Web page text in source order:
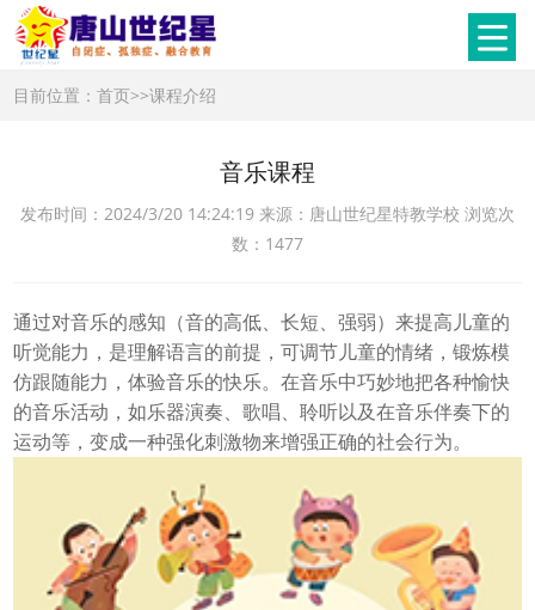
目前位置：首页>>课程介绍
音乐课程
发布时间：2024/3/20 14:24:19 来源：唐山世纪星特教学校 浏览次
数：1477
通过对音乐的感知（音的高低、长短、强弱）来提高儿童的
听觉能力，是理解语言的前提，可调节儿童的情绪，锻炼模
仿跟随能力，体验音乐的快乐。在音乐中巧妙地把各种愉快
的音乐活动，如乐器演奏、歌唱、聆听以及在音乐伴奏下的
运动等，变成一种强化刺激物来增强正确的社会行为。